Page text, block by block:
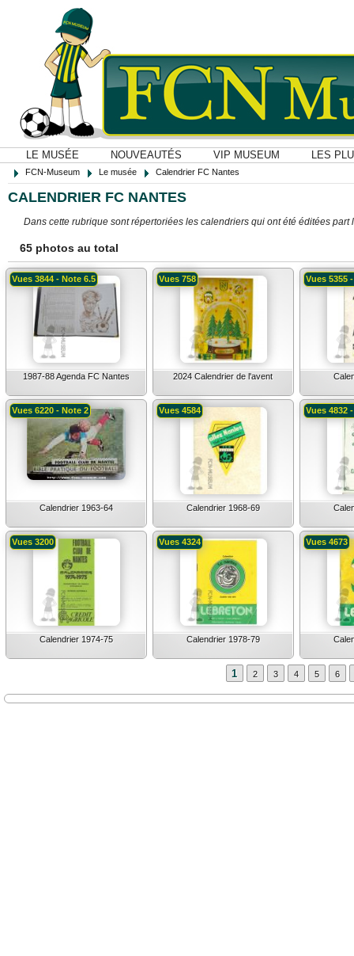
LE MUSÉE NOUVEAUTÉS VIP MUSEUM LES
FCN-Museum Le musée Calendrier FC Nantes
CALENDRIER FC NANTES
Dans cette rubrique sont répertoriées les calendriers qui ont été éditées part
65 photos au total
1987-88 Agenda FC Nantes
Vues 3844 - Note 6.5
2024 Calendrier de l'avent
Vues 758 Vues 5355
Calendrier 1963-64
Vues 6220 - Note 2
Calendrier 1968-69
Vues 4584 Vues 4832
Calendrier 1974-75
Vues 3200
Calendrier 1978-79
Vues 4324 Vues 4673
1 2 3 4 5 6